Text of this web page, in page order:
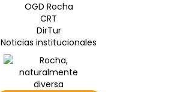
OGD Rocha
CRT
DirTur
Noticias institucionales